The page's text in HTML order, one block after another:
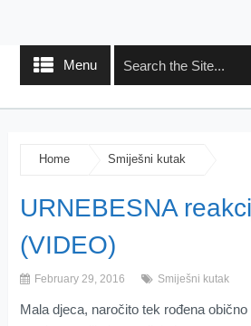
Menu
Home Smiješni kutak
URNEBESNA
(VIDEO)
February 29, 2016 Smiješni kutak
Mala djeca, naročito tek rođena